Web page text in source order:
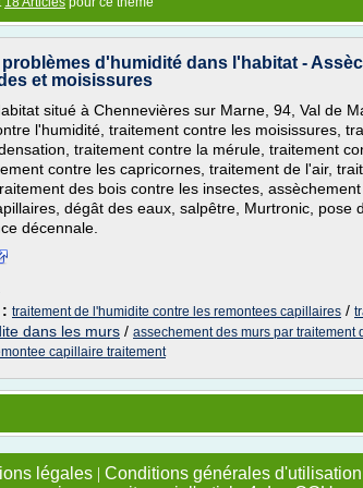
problèmes d'humidité dans l'habitat -
et moisissures
situé à Chennevières sur Marne, 94, Val de
l'humidité, traitement contre les moisissures,
traitement contre la mérule, traitement
contre les capricornes, traitement de l'air,
des bois contre les insectes, assèchement
dégât des eaux, salpêtre, Murtronic, pose
décennale.
traitement de l'humidite contre les remontees capillaires /
dans les murs / assechement des murs par traitement
capillaire traitement
légales | Conditions générales d'utilisation